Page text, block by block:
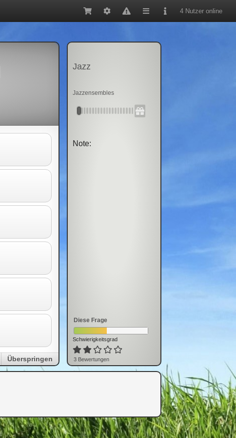
4 Nutzer online
Überspringen
Jazz
Jazzensembles
Note:
Diese Frage
Schwierigkeitsgrad
3 Bewertungen